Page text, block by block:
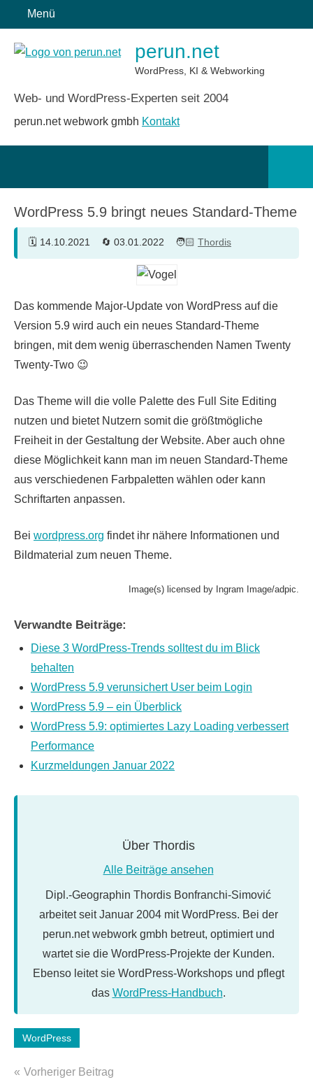
Inhalt
springen
Menü
perun.net
WordPress, KI & Webworking
Web- und WordPress-Experten seit 2004
perun.net webwork gmbh Kontakt
WordPress 5.9 bringt neues Standard-Theme
14.10.2021 03.01.2022 Thordis
Das kommende Major-Update von WordPress auf die
Version 5.9 wird auch ein neues Standard-Theme
bringen, mit dem wenig überraschenden Namen Twenty
Twenty-Two 😉
Das Theme will die volle Palette des Full Site Editing
nutzen und bietet Nutzern somit die größtmögliche
Freiheit in der Gestaltung der Website. Aber auch ohne
diese Möglichkeit kann man im neuen Standard-Theme
aus verschiedenen Farbpaletten wählen oder kann
Schriftarten anpassen.
Bei wordpress.org findet ihr nähere Informationen und
Bildmaterial zum neuen Theme.
Image(s) licensed by Ingram Image/adpic.
Verwandte Beiträge:
Diese 3 WordPress-Trends solltest du im Blick
behalten
WordPress 5.9 verunsichert User beim Login
WordPress 5.9 – ein Überblick
WordPress 5.9: optimiertes Lazy Loading verbessert
Performance
Kurzmeldungen Januar 2022
Über Thordis
Alle Beiträge ansehen
Dipl.-Geographin Thordis Bonfranchi-Simović
arbeitet seit Januar 2004 mit WordPress. Bei der
perun.net webwork gmbh betreut, optimiert und
wartet sie die WordPress-Projekte der Kunden.
Ebenso leitet sie WordPress-Workshops und pflegt
das WordPress-Handbuch.
Schlagwörter:
5.9
WordPress
Beitragsnavigation
Vorheriger Beitrag